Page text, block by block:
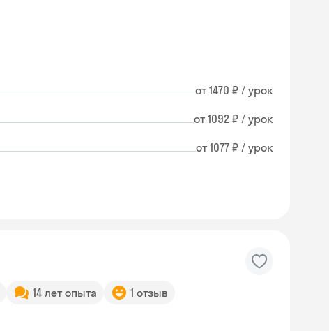
от 1470 ₽ / урок
от 1092 ₽ / урок
от 1077 ₽ / урок
14 лет опыта 1 отзыв